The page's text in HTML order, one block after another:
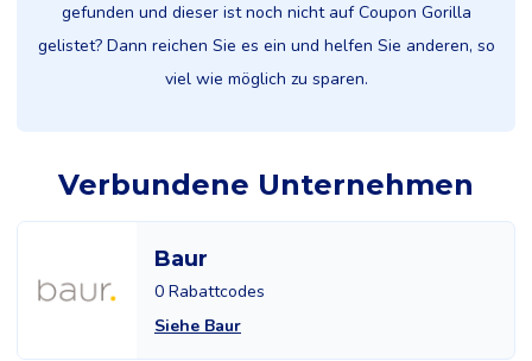
gefunden und dieser ist noch nicht auf Coupon Gorilla
gelistet? Dann reichen Sie es ein und helfen Sie anderen, so
viel wie möglich zu sparen.
Verbundene Unternehmen
Baur
0 Rabattcodes
Siehe Baur